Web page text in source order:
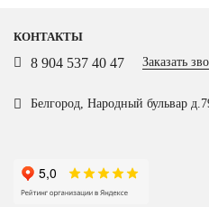
КОНТАКТЫ
8 904 537 40 47 Заказать
Белгород, Народный бульвар